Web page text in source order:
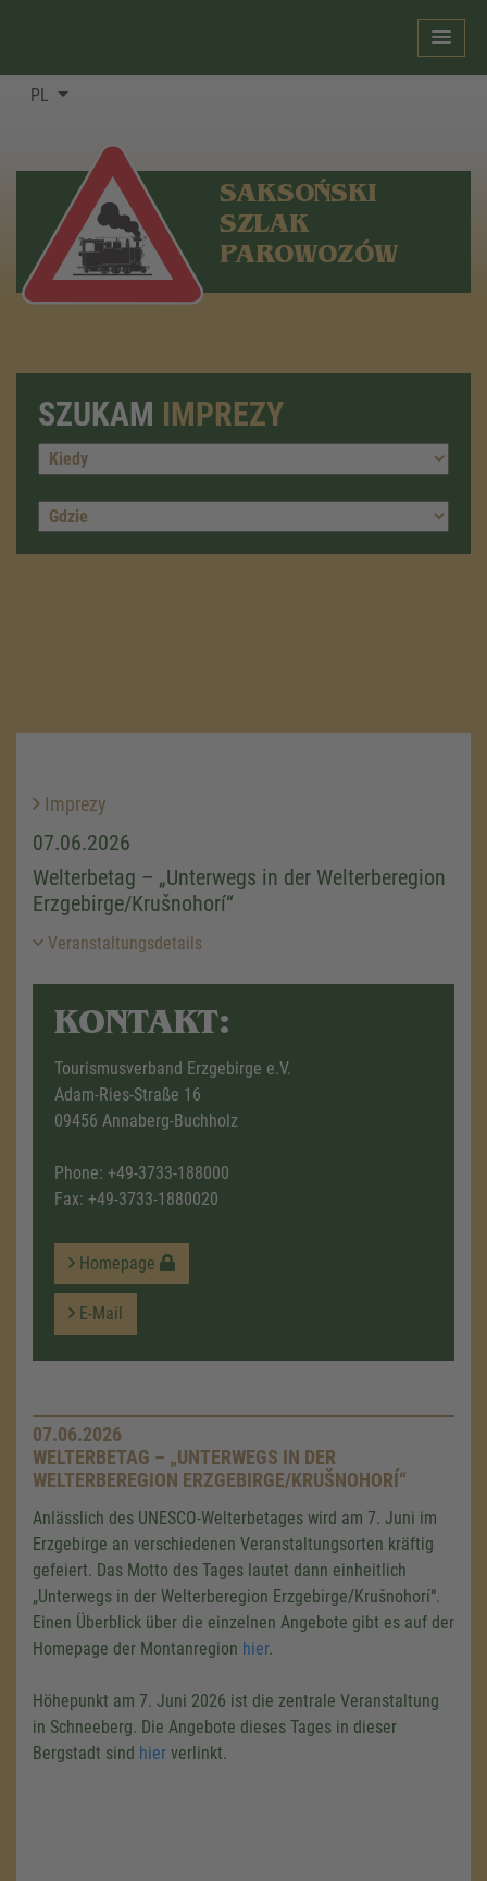
PL
SAKSOŃSKI
SZLAK
PAROWOZÓW
SZUKAM IMPREZY
Imprezy
07.06.2026
Welterbetag – „Unterwegs in der Welterberegion
Erzgebirge/Krušnohorí“
Veranstaltungsdetails
KONTAKT:
Tourismusverband Erzgebirge e.V.
Adam-Ries-Straße 16
09456 Annaberg-Buchholz
Phone: +49-3733-188000
Fax: +49-3733-1880020
Homepage
E-Mail
07.06.2026
WELTERBETAG – „UNTERWEGS IN DER
WELTERBEREGION ERZGEBIRGE/KRUŠNOHORÍ“
Anlässlich des UNESCO-Welterbetages wird am 7. Juni im
Erzgebirge an verschiedenen Veranstaltungsorten kräftig
gefeiert. Das Motto des Tages lautet dann einheitlich
„Unterwegs in der Welterberegion Erzgebirge/Krušnohorí“.
Einen Überblick über die einzelnen Angebote gibt es auf der
Homepage der Montanregion hier.
Höhepunkt am 7. Juni 2026 ist die zentrale Veranstaltung
in Schneeberg. Die Angebote dieses Tages in dieser
Bergstadt sind hier verlinkt.